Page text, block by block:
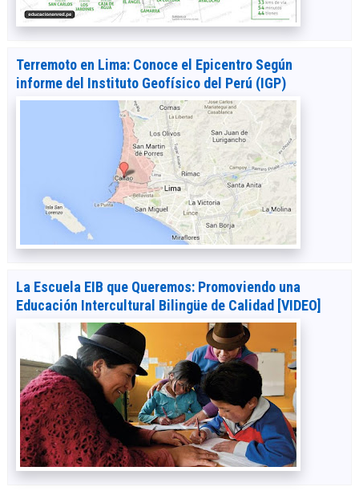
Terremoto en Lima: Conoce el Epicentro Según
informe del Instituto Geofísico del Perú (IGP)
La Escuela EIB que Queremos: Promoviendo una
Educación Intercultural Bilingüe de Calidad [VIDEO]